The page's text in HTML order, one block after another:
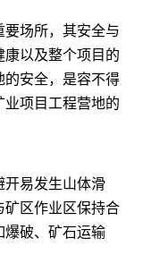
要场所，其安全与
以及整个项目的
的安全，是容不得
业项目工程营地的
开易发生山体滑
矿区作业区保持合
爆破、矿石运输